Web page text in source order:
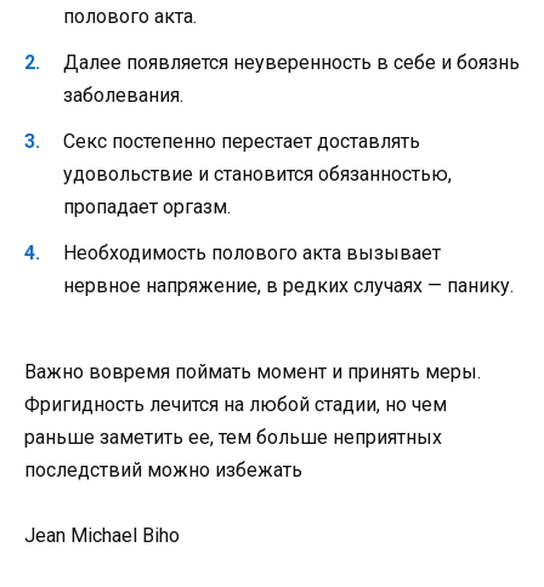
полового акта.
Далее появляется неуверенность в себе и боязнь
заболевания.
Секс постепенно перестает доставлять
удовольствие и становится обязанностью,
пропадает оргазм.
Необходимость полового акта вызывает
нервное напряжение, в редких случаях — панику.
Важно вовремя поймать момент и принять меры.
Фригидность лечится на любой стадии, но чем
раньше заметить ее, тем больше неприятных
последствий можно избежать
Jean Michael Biho